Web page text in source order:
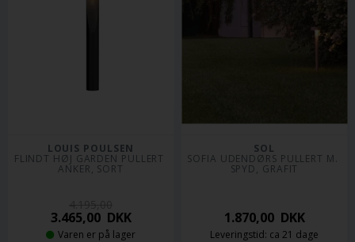
LOUIS POULSEN
FLINDT HØJ GARDEN PULLERT
ANKER, SORT
3.465,00DKK
Varen er på lager
SOL
SOFIA UDENDØRS PULLERT M.
SPYD, GRAFIT
1.870,00DKK
Leveringstid: ca 21 dage